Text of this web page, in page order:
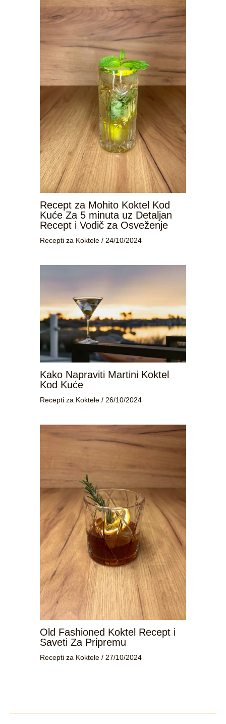
Recept za Mohito Koktel Kod
Kuće Za 5 minuta uz Detaljan
Recept i Vodič za Osveženje
Recepti za Koktele / 24/10/2024
Kako Napraviti Martini Koktel
Kod Kuće
Recepti za Koktele / 26/10/2024
Old Fashioned Koktel Recept i
Saveti Za Pripremu
Recepti za Koktele / 27/10/2024